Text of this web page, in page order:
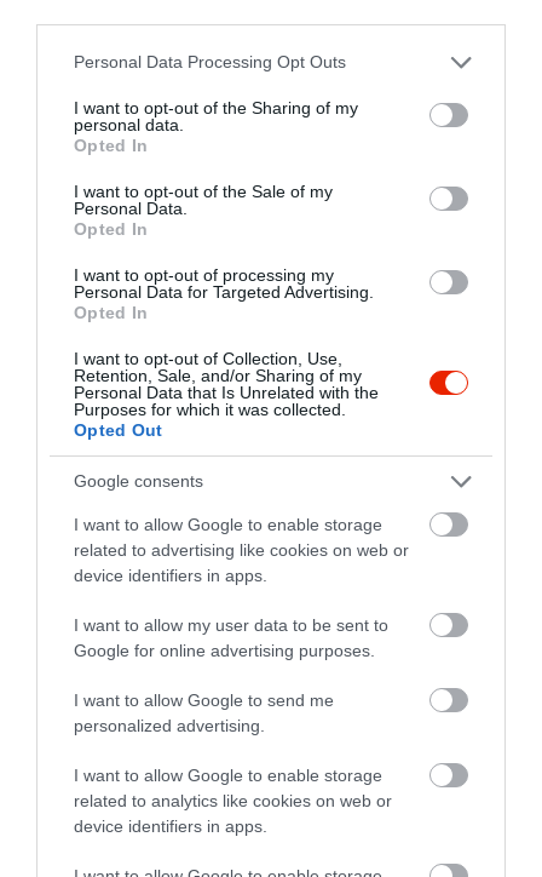
Please note that this website/app uses one or more Google
not limited to your visit or usage behaviour. You may click to
grant or deny consent to Google and its third-party tags to
use your data for below specified purposes in below Google
consent section.
Personal Data Processing Opt Outs
I want to opt-out of the Sharing of my
personal data.
Opted In
I want to opt-out of the Sale of my
Personal Data.
Opted In
I want to opt-out of processing my
Personal Data for Targeted Advertising.
Opted In
I want to opt-out of Collection, Use,
Retention, Sale, and/or Sharing of my
Personal Data that Is Unrelated with the
Purposes for which it was collected.
Opted Out
Google consents
I want to allow Google to enable storage
related to advertising like cookies on web or
device identifiers in apps.
I want to allow my user data to be sent to
Google for online advertising purposes.
I want to allow Google to send me
personalized advertising.
I want to allow Google to enable storage
related to analytics like cookies on web or
device identifiers in apps.
2019. Augusztus 3.
átlátható, szerintem
mindenkinek akad a fogára
való.Az ételek finomak, és a
élmény marad.Köszönjük!
Bence Horváth
2018. Augusztus 26.
Nagyon hangulatos az egész
étterem, a külső terasz, és
még a wc is! Megfizethető és
Csak ajánlani tudom :) mi még
megyünk!
Orbán Rita
2017. Augusztus 3.
Én 3évvel ezelőtt voltam itt
fantasztikus volt az étel!
dicsekedtem el milyen
fantasztikus ez az étterem és
hogy mindig ide kell jönnünk!
Sajnos keserves csalodàs volt